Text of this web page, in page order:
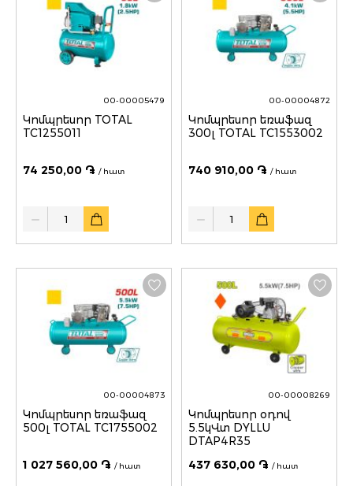
00-00005479
Կոմպրեսոր TOTAL
TC1255011
74 250,00 ֏ / հատ
Quantity
00-00004872
Կոմպրեսոր եռաֆազ
300լ TOTAL TC1553002
740 910,00 ֏ / հատ
Quantity
00-00004873
Կոմպրեսոր եռաֆազ
500լ TOTAL TC1755002
1 027 560,00 ֏ / հատ
00-00008269
Կոմպրեսոր օդով
5.5կՎտ DYLLU
DTAP4R35
437 630,00 ֏ / հատ